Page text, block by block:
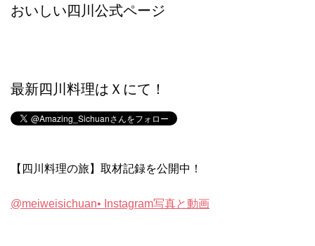
おいしい四川公式ページ
最新四川料理はＸにて！
【四川料理の旅】取材記録を公開中！
@meiweisichuan• Instagram写真と動画